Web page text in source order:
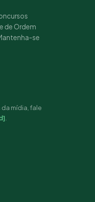
de Ordem
se
mídia, fale